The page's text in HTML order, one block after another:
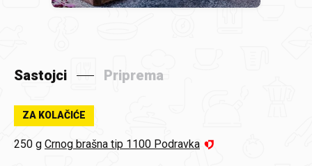
Sastojci Priprema
ZA KOLAČIĆE
250 g Crnog brašna tip 1100 Podravka